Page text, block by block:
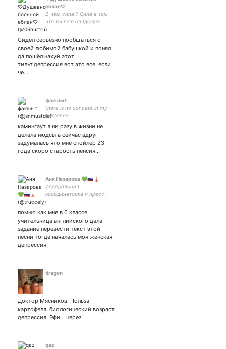
еблан♡
В чем сила ? Сила в том
что ты всю блядскую
жизнь одни. А ок♡
Сидел серьёзно пообщаться с
своей любимой бабушкой и понял
да пошёл нахуй этот
тильт,депрессия вот это все, если
че…
факшыт
there is no concept in my
existence
камингаут я ни разу в жизни не
делала нюдсы а сейчас вдруг
задумалась что мне спойлер 23
года скоро старость пенсия…
Аня Назарова 💚🇷🇺🗼
федеральная
координаторка и пресс-
секретарь (не выражаю
#ВеснаНеизбежна
закрытка:
помню как мне в 6 классе
учительница английского дала
задание перевести текст этой
песни тогда началась моя женская
депрессия
dragon
Доктор Мясников. Польза
картофеля, биологический возраст,
депрессия. Эфи... через
qaz